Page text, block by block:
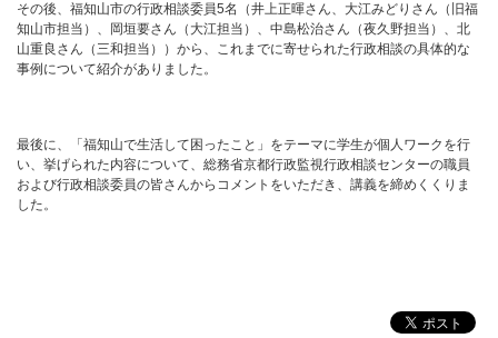
その後、福知山市の行政相談委員5名（井上正暉さん、大江みどりさん（旧福
知山市担当）、岡垣要さん（大江担当）、中島松治さん（夜久野担当）、北
山重良さん（三和担当））から、これまでに寄せられた行政相談の具体的な
事例について紹介がありました。
最後に、「福知山で生活して困ったこと」をテーマに学生が個人ワークを行
い、挙げられた内容について、総務省京都行政監視行政相談センターの職員
および行政相談委員の皆さんからコメントをいただき、講義を締めくくりま
した。